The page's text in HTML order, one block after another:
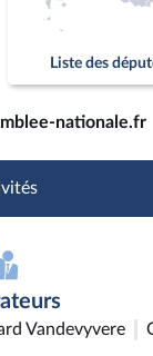
Liste des
nationale.fr
Vandevyvere